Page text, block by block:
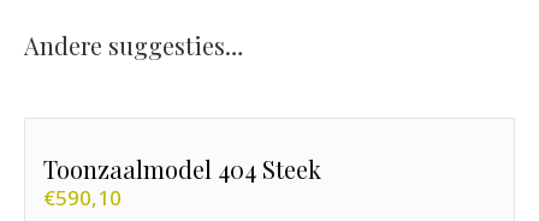
Andere suggesties…
Toonzaalmodel 404 Steek
€590,10